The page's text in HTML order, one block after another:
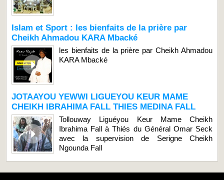
Islam et Sport : les bienfaits de la prière par
Cheikh Ahmadou KARA Mbacké
les bienfaits de la prière par Cheikh Ahmadou
KARA Mbacké
JOTAAYOU YEWWI LIGUEYOU KEUR MAME
CHEIKH IBRAHIMA FALL THIES MEDINA FALL
Tollouway Liguéyou Keur Mame Cheikh
Ibrahima Fall à Thiés du Général Omar Seck
avec la supervision de Serigne Cheikh
Ngounda Fall